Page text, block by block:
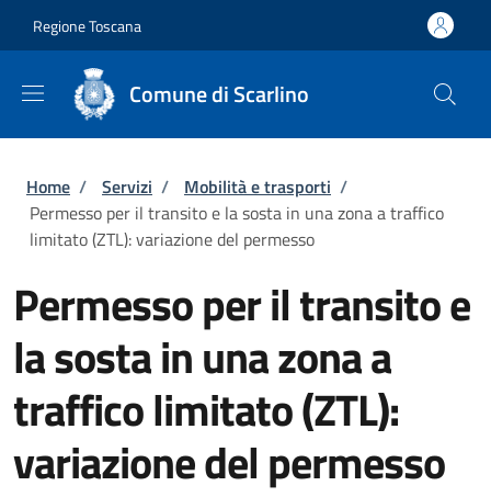
Regione Toscana
Comune di Scarlino
Briciole di pane
Home / Servizi / Mobilità e trasporti /
Permesso per il transito e la sosta in una zona a traffico
limitato (ZTL): variazione del permesso
Permesso per il transito e
la sosta in una zona a
traffico limitato (ZTL):
variazione del permesso